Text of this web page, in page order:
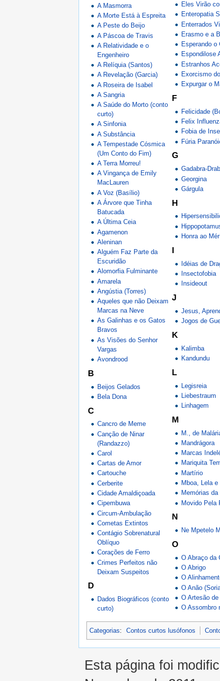
A Masmorra
A Morte Está à Espreita
A Peste do Beijo
A Páscoa de Travis
A Relatividade e o
Engenheiro
A Relíquia (Santos)
A Revelação (Garcia)
A Roseira de Isabel
A Sangria
A Saúde do Morto (conto
curto)
A Sinfonia
A Substância
A Tempestade Cósmica
(Um Conto do Fim)
A Terra Morreu!
A Vingança de Emily
MacLauren
A Voz (Basílio)
A Árvore que Tinha
Batucada
A Última Ceia
Agamenon
Aleninan
Alguém Faz Parte da
Escuridão
Alomorfia Fulminante
Amarela
Angústia (Torres)
Aqueles que não Deixam
Marcas na Neve
As Galinhas e os Gatos
Bravos
As Visões do Senhor
Vargas
Avondrood
B
Beijos Gelados
Bela Dona
C
Cancro de Meme
Canção de Ninar
(Randazzo)
Carol
Cartas de Amor
Cartouche
Cerberite
Cidade Amaldiçoada
Cipembuwa
Circum-Ambulação
Cometas Extintos
Contágio Sobrenatural
Oblíquo
Corações de Ferro
Crimes Perfeitos não
Deixam Suspeitos
D
Dados Biográficos (conto
curto)
Eles Virão
Enteropatia
Enterrados
Erasmo e a
Esperando o
Espondilose
Estranhos
Exorcismo
Expurgar o
F
Felicidade
Felix
Fobia de
Fúria
G
Gadabra-
Georgina
Gárgula
H
Honra ao
I
Idéias de
Insectofobia
Insideout
J
Jesus,
Jogos de
K
Kalimba
Kandundu
L
Legisreia
Liebestraum
Linhagem
M
M., de
Mandrágora
Marcas
Mariquita
Martírio
Mboa, Lela
Memórias
Movido Pela
N
Ne Mpetelo
O
O Abraço da
O Abrigo
O
O Anão
O Artesão
O Assombro
Categorias: Contos curtos lusófonos
Esta página foi